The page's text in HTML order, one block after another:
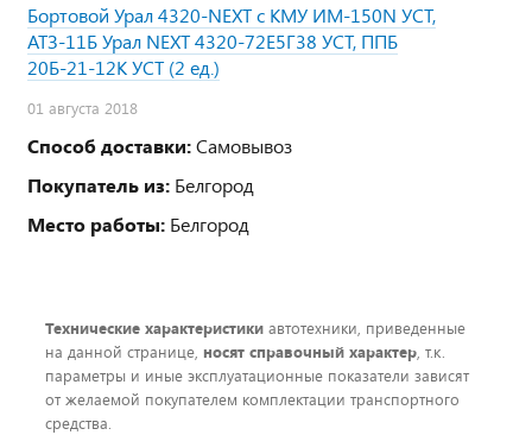
Бортовой Урал 4320-NEXT с КМУ ИМ-150N УСТ,
АТЗ-11Б Урал NEXT 4320-72Е5Г38 УСТ, ППБ
20Б-21-12К УСТ (2 ед.)
01 августа 2018
Способ доставки:Самовывоз
Покупатель из: Белгород
Место работы: Белгород
Технические характеристики автотехники, приведенные
на данной странице, носят справочный характер , т.к.
параметры и иные эксплуатационные показатели зависят
от желаемой покупателем комплектации транспортного
средства.